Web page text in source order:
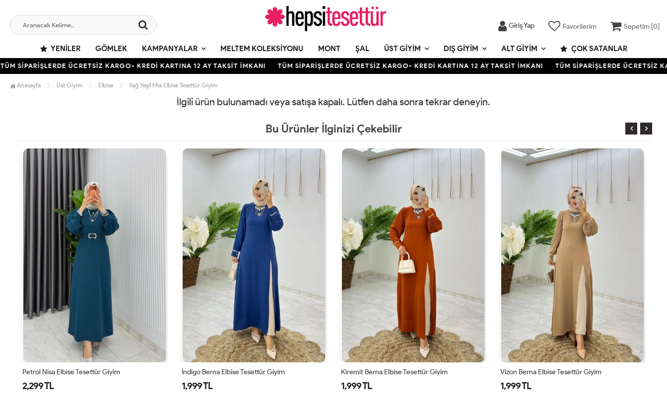
Giriş Yap Favorilerim Sepetim [0]
YENILER GÖMLEK KAMPANYALAR MELTEM KOLEKSIYONU MONT ŞAL ÜST GIYIM DIŞ GIYIM ALT GIYIM ÇOK SATANLAR
SİPARİŞLERDE ÜCRETSİZ KARGO- KREDİ KARTINA 12 AY TAKSİT İMKANI TÜM SİPARİŞLERDE ÜCRETSİZ KARGO- KREDİ KARTINA 12 AY TAKSİT İMKANI TÜM SİPARİŞLERDE ÜCRETSİZ
Anasayfa Üst Giyim Elbise Yağ Yeşil Mia Elbise Tesettür Giyim
İlgili ürün bulunamadı veya satışa kapalı. Lütfen daha sonra tekrar deneyin.
Bu Ürünler İlginizi Çekebilir
Petrol Nisa Elbise Tesettür Giyim
2,299 TL
İndigo Berna Elbise Tesettür Giyim
1,999 TL
Kiremit Berna Elbise Tesettür Giyim
1,999 TL
Vizon Berna Elbise Tesettür Giyim
1,999 TL